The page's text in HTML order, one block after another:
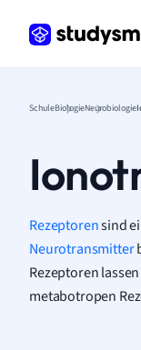
SchuleBiologieNeurobiologie
Rezeptorensind
Neurotransmitter
Rezeptoren
metabotropen